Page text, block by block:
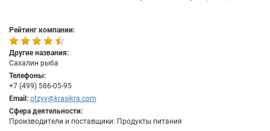
Рейтинг компании:
Другие названия:
Сахалин рыба
Телефоны:
+7 (499) 586-05-95
Email: otzyv@krasikra.com
Сфера деятельности:
Производители и поставщики: Продукты питания